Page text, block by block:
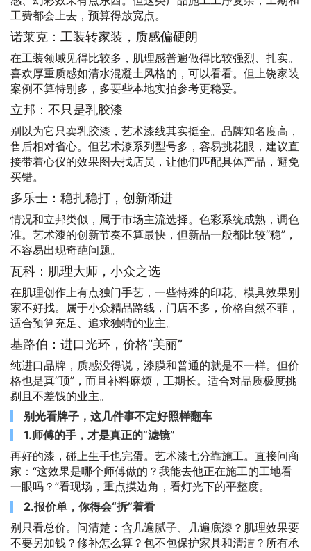
工费都会上去，预算得放宽点。
诺莱克：工装转家装，质感偏硬朗
在工装领域见得比较多，肌理感普遍做得比较强烈、扎实。
喜欢厚重质感如清水混凝土风格的，可以看看。但上饶家装
案例不算特别多，多要些本地实拍参考更稳妥。
立邦：不只是乳胶漆
别以为它只卖乳胶漆，艺术漆线其实挺全。品牌知名度高，
售后相对省心。但艺术漆系列型号多，容易挑花眼，建议直
接带着心仪的效果图去找店员，让他们匹配具体产品，避免
买错。
多乐士：稳扎稳打，创新渐进
情况和立邦类似，属于市场主流选择。色彩系统成熟，调色
准。艺术漆的创新节奏不算最快，但新品一般都比较“稳”，
不容易出现奇葩问题。
瓦科：肌理大师，小众之选
在肌理创作上有点独门手艺，一些特殊的印花、模具效果别
家不好找。属于小众精品路线，门店不多，价格自然不菲，
适合预算充足、追求独特的业主。
基路伯：进口光环，价格“美丽”
纯进口品牌，质感没得说，漆膜和普通的就是不一样。但价
格也是真“顶”，而且补料麻烦，工期长。适合对品质极度挑
剔且不差钱的业主。
别光看牌子，这几件事不定好照样翻车
1.师傅的手，才是真正的“滤镜”
再好的漆，碰上生手也完蛋。艺术漆七分靠施工。直接问商
家：“这效果是哪个师傅做的？我能去他正在施工的工地看
一眼吗？”看现场，重点摸边角，看灯光下的平整度。
2.报价单，你得会“拆”着看
别只看总价。问清楚：含几遍腻子、几遍底漆？肌理效果要
不要另加钱？修补怎么算？包不包保护家具和清洁？所有承